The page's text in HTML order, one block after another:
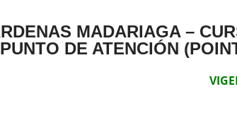
MADARIAGA –
PUNTO DE ATENCIÓN